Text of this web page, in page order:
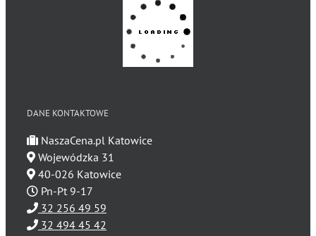
DANE KONTAKTOWE
NaszaCena.pl Katowice
Wojewódzka 31
40-026 Katowice
Pn-Pt 9-17
32 256 49 59
32 494 45 42